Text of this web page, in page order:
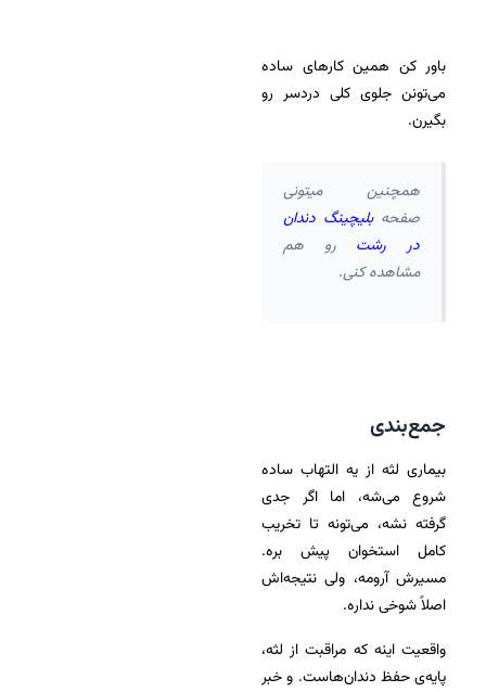
باور کن همین کارهای ساده
می‌تونن جلوی کلی دردسر رو
بگیرن.
همچنین میتونی
صفحهبلیچینگ دندان
در رشت رو هم
مشاهده کنی.
جمع‌بندی
بیماری لثه از یه التهاب ساده
شروع می‌شه، اما اگر جدی
گرفته نشه، می‌تونه تا تخریب
کامل استخوان پیش بره.
مسیرش آرومه، ولی نتیجه‌اش
اصلاً شوخی نداره.
واقعیت اینه که مراقبت از لثه،
پایه‌ی حفظ دندان‌هاست. و خبر